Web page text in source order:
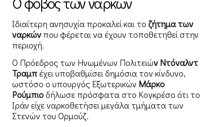
Ιδιαίτερη ανησυχία προκαλεί και το ζήτημα των
ναρκών που φέρεται να έχουν τοποθετηθεί στην
περιοχή.
Ο Πρόεδρος των Ηνωμένων Πολιτειών Ντόναλντ
Τραμπέχει υποβαθμίσει δημόσια τον κίνδυνο,
ωστόσο ο υπουργός Εξωτερικών Μάρκο
Ρούμπιοδήλωσε πρόσφατα στο Κογκρέσο ότι το
Ιράν είχε ναρκοθετήσει μεγάλα τμήματα των
Στενών του Ορμούζ.